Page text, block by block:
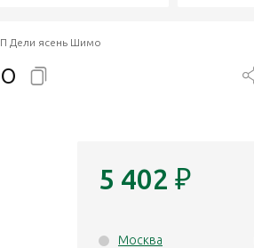
Дели ясень Шимо
5 402 ₽
Москва